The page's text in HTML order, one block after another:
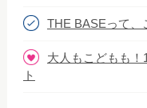
THE BASEって、
大人もこどもも
ト